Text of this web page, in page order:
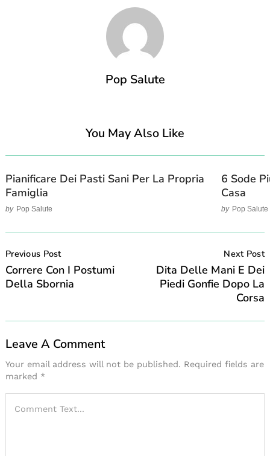
Pop Salute
You May Also Like
Pianificare Dei Pasti Sani Per La Propria
Famiglia
by Pop Salute
6 Sode
Casa
by Pop Salute
Navigation
Previous Post
Correre Con I Postumi
Della Sbornia
Next Post
Dita Delle Mani E Dei
Piedi Gonfie Dopo La
Corsa
Leave A Comment
Your email address will not be published. Required fields are
marked *